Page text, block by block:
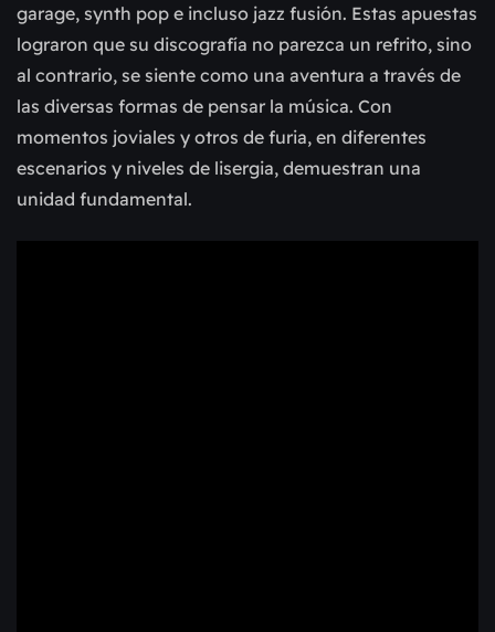
garage, synth pop e incluso jazz fusión. Estas apuestas
lograron que su discografía no parezca un refrito, sino
al contrario, se siente como una aventura a través de
las diversas formas de pensar la música. Con
momentos joviales y otros de furia, en diferentes
escenarios y niveles de lisergia, demuestran una
unidad fundamental.